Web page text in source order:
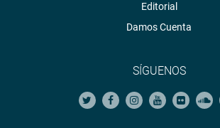
Editorial
Damos Cuenta
SÍGUENOS